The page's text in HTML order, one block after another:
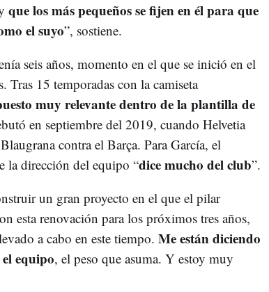
que los más pequeños se fijen en él para que
el suyo”, sostiene.
seis años, momento en el que se inició en el
15 temporadas con la camiseta
muy relevante dentro de la plantilla de
en septiembre del 2019, cuando Helvetia
contra el Barça. Para García, el
la dirección del equipo “dice mucho del club”.
un gran proyecto en el que el pilar
esta renovación para los próximos tres años,
a cabo en este tiempo. Me están diciendo
equipo, el peso que asuma. Y estoy muy